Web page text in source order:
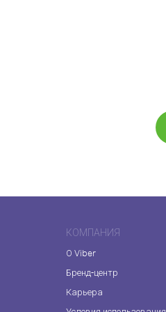
КОМПАНИЯ
О Viber
Бренд-центр
Карьера